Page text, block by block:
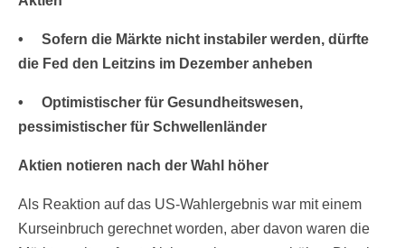
• Sofern die Märkte nicht instabiler werden, dürfte
die Fed den Leitzins im Dezember anheben
• Optimistischer für Gesundheitswesen,
pessimistischer für Schwellenländer
Aktien notieren nach der Wahl höher
Als Reaktion auf das US-Wahlergebnis war mit einem
Kurseinbruch gerechnet worden, aber davon waren die